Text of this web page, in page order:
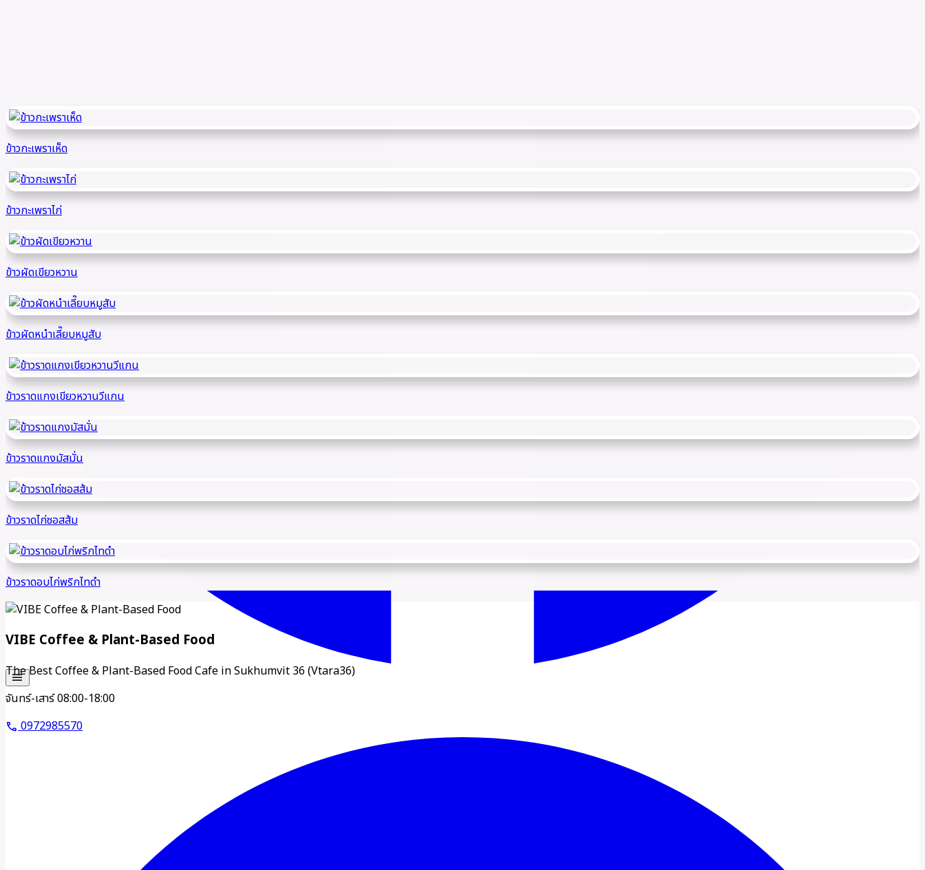
menu
VIBE Coffee & Plant-Based Food
The Best Coffee & Plant-Based Food Cafe in Sukhumvit 36 (Vtara36)
จันทร์-เสาร์ 08:00-18:00
call 0972985570